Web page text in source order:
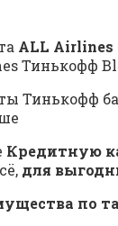
ALL Airlines
Тинькофф
Кредитную
для
по